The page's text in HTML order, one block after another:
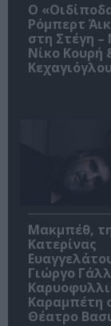
O
Ρόμπερτ
στη Στέγη –
Νίκο Κουρή
Κεχαγιόγλου
Μακμπέθ,
Κατερίνας
Γιώργο
Καραμπέτη
Θέατρο